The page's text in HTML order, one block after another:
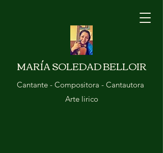
MARÍA SOLEDAD BELLOIR
Cantante - Compositora - Cantautora
Arte lirico